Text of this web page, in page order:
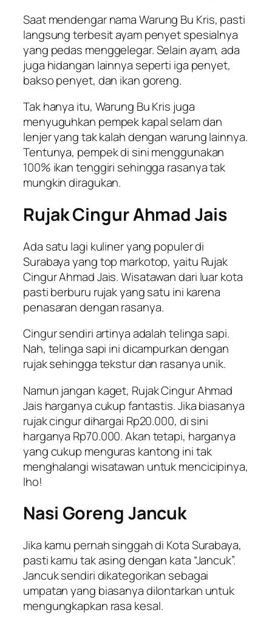
Saat mendengar nama Warung Bu Kris, pasti
langsung terbesit ayam penyet spesialnya
yang pedas menggelegar. Selain ayam, ada
juga hidangan lainnya seperti iga penyet,
bakso penyet, dan ikan goreng.
Tak hanya itu, Warung Bu Kris juga
menyuguhkan pempek kapal selam dan
lenjer yang tak kalah dengan warung lainnya.
Tentunya, pempek di sini menggunakan
100% ikan tenggiri sehingga rasanya tak
mungkin diragukan.
Rujak Cingur Ahmad Jais
Ada satu lagi kuliner yang populer di
Surabaya yang top markotop, yaitu Rujak
Cingur Ahmad Jais. Wisatawan dari luar kota
pasti berburu rujak yang satu ini karena
penasaran dengan rasanya.
Cingur sendiri artinya adalah telinga sapi.
Nah, telinga sapi ini dicampurkan dengan
rujak sehingga tekstur dan rasanya unik.
Namun jangan kaget, Rujak Cingur Ahmad
Jais harganya cukup fantastis. Jika biasanya
rujak cingur dihargai Rp20.000, di sini
harganya Rp70.000. Akan tetapi, harganya
yang cukup menguras kantong ini tak
menghalangi wisatawan untuk mencicipinya,
lho!
Nasi Goreng Jancuk
Jika kamu pernah singgah di Kota Surabaya,
pasti kamu tak asing dengan kata “Jancuk”.
Jancuk sendiri dikategorikan sebagai
umpatan yang biasanya dilontarkan untuk
mengungkapkan rasa kesal.